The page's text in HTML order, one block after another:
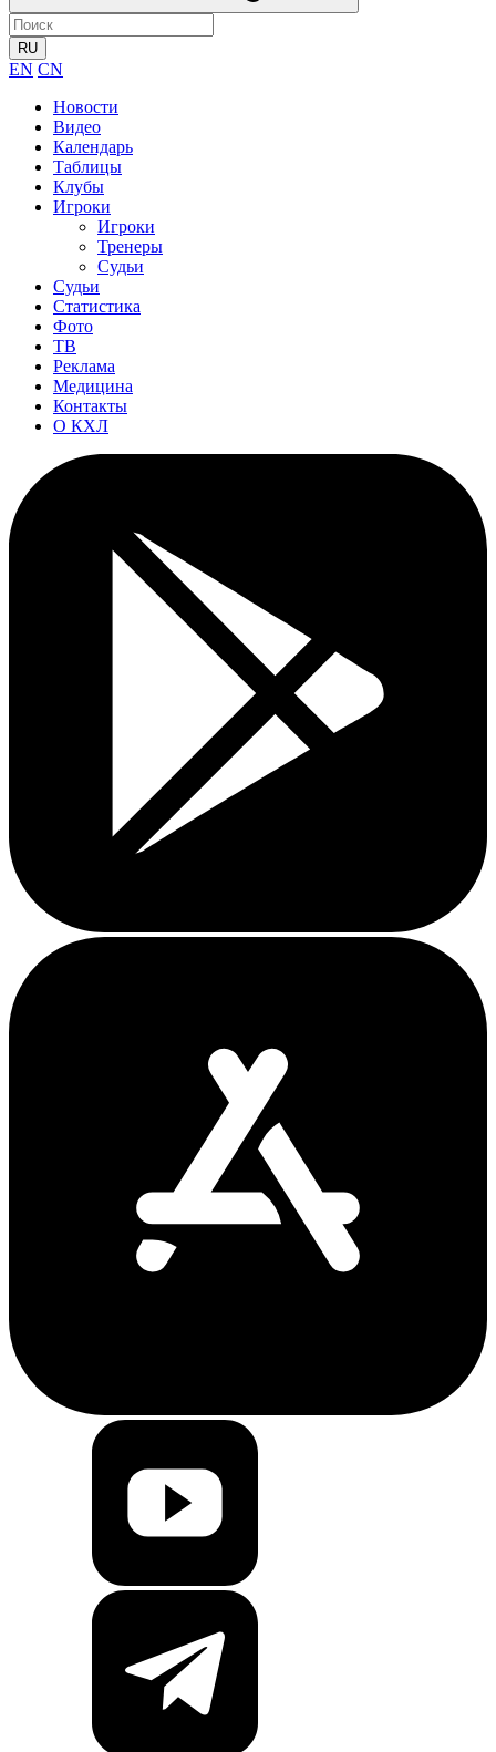
RU
EN CN
Новости
Видео
Календарь
Таблицы
Клубы
Игроки
Игроки
Тренеры
Судьи
Судьи
Статистика
Фото
ТВ
Реклама
Медицина
Контакты
О КХЛ